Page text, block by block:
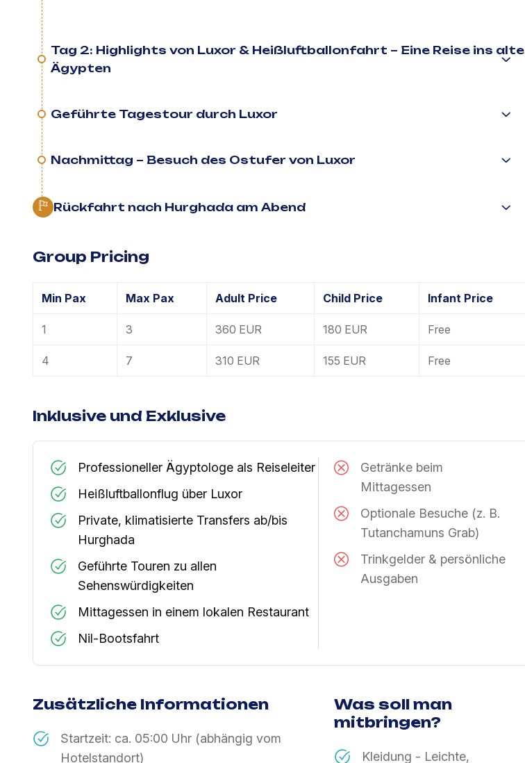
Tag 2: Highlights von Luxor & Heißluftballonfahrt – Eine Reise ins alte
Ägypten
Geführte Tagestour durch Luxor
Nachmittag – Besuch des Ostufer von Luxor
Rückfahrt nach Hurghada am Abend
Group Pricing
Min Pax Max Pax Adult Price Child Price Infant Price
1 3 360 EUR 180 EUR Free
4 7 310 EUR 155 EUR Free
Inklusive und Exklusive
Professioneller Ägyptologe als Reiseleiter
Heißluftballonflug über Luxor
Private, klimatisierte Transfers ab/bis
Hurghada
Geführte Touren zu allen
Sehenswürdigkeiten
Mittagessen in einem lokalen Restaurant
Nil-Bootsfahrt
Getränke beim
Mittagessen
Optionale Besuche (z. B.
Tutanchamuns Grab)
Trinkgelder & persönliche
Ausgaben
Zusätzliche Informationen
Startzeit: ca. 05:00 Uhr (abhängig vom
Hotelstandort)
Was soll man
mitbringen?
Kleidung - Leichte,